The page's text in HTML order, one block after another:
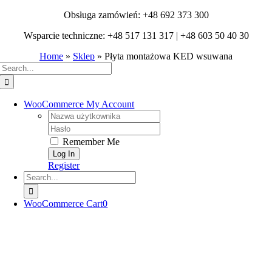
Obsługa zamówień: +48 692 373 300
Wsparcie techniczne: +48 517 131 317 | +48 603 50 40 30
Home » Sklep » Płyta montażowa KED wsuwana
WooCommerce My Account
Username:
Password:
Remember Me
Register
Search
for:
WooCommerce Cart0